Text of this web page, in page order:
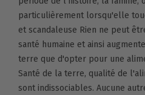
particulièrement lorsqu'elle
et scandaleuse Rien ne peut
santé humaine et ainsi
terre que d'opter pour une
Santé de la terre, qualité de
sont indissociables. Aucune